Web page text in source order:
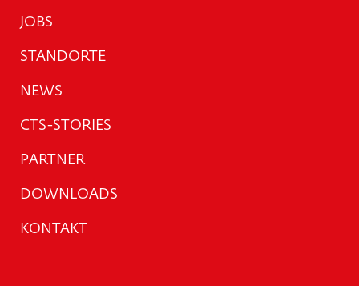
JOBS
STANDORTE
NEWS
CTS-STORIES
PARTNER
DOWNLOADS
KONTAKT